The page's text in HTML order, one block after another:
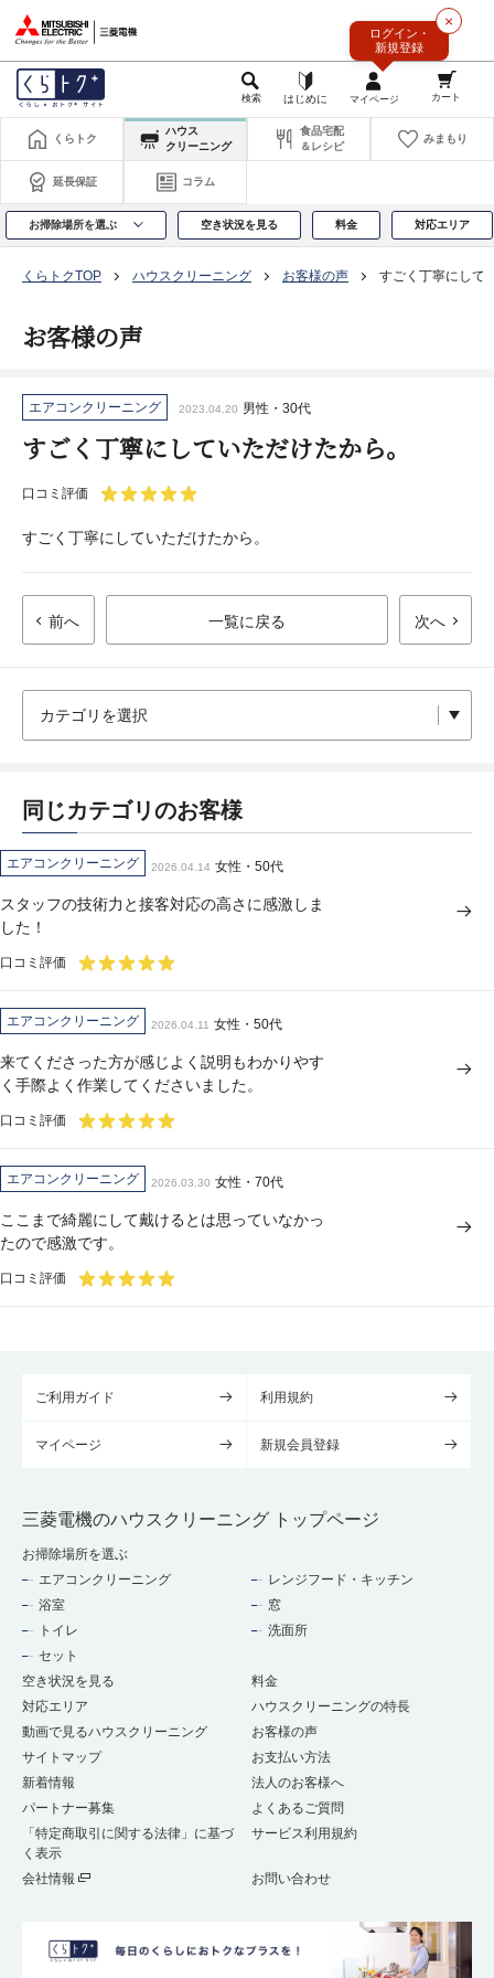
×
ログイン・
新規登録
くらトク
ハウス
クリーニング
食品宅配
＆レシピ
みまもり
延長保証 コラム
お掃除場所を選ぶ 空き状況を見る 料金 対応エリア
くらトクTOP ハウスクリーニング お客様の声 すごく丁寧にして
お客様の声
エアコンクリーニング 2023.04.20 男性・30代
すごく丁寧にしていただけたから。
口コミ評価
すごく丁寧にしていただけたから。
前へ 一覧に戻る 次へ
同じカテゴリのお客様
エアコンクリーニング 2026.04.14 女性・50代
スタッフの技術力と接客対応の高さに感激しま
した！
口コミ評価
エアコンクリーニング 2026.04.11 女性・50代
来てくださった方が感じよく説明もわかりやす
く手際よく作業してくださいました。
口コミ評価
エアコンクリーニング 2026.03.30 女性・70代
ここまで綺麗にして戴けるとは思っていなかっ
たので感激です。
口コミ評価
ご利用ガイド 利用規約
マイページ 新規会員登録
三菱電機のハウスクリーニング トップページ
お掃除場所を選ぶ
エアコンクリーニング
レンジフード・キッチン
浴室
窓
トイレ
洗面所
セット
空き状況を見る
料金
対応エリア
ハウスクリーニングの特長
動画で見るハウスクリーニング
お客様の声
サイトマップ
お支払い方法
新着情報
法人のお客様へ
パートナー募集
よくあるご質問
「特定商取引に関する法律」に基づ
く表示
サービス利用規約
会社情報 お問い合わせ